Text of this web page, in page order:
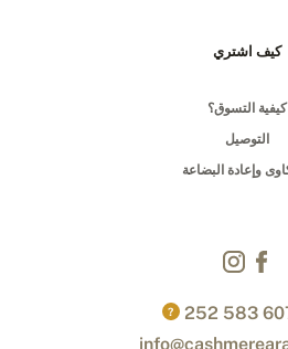
كيف اشتري
كيفية التسوق؟
التوصيل
وإعادة البضاعة
?